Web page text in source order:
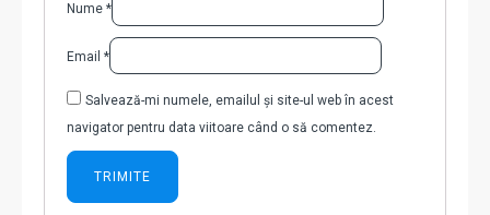
Nume *
Email *
Salvează-mi numele, emailul și site-ul web în acest
navigator pentru data viitoare când o să comentez.